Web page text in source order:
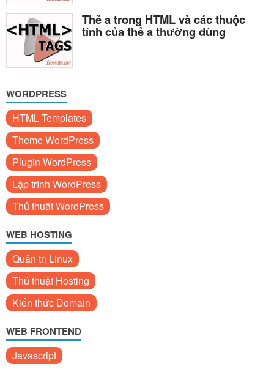
Thẻ a trong HTML và các thuộc
tính của thẻ a thường dùng
WORDPRESS
HTML Templates
Theme WordPress
Plugin WordPress
Lập trình WordPress
Thủ thuật WordPress
WEB HOSTING
Quản trị Linux
Thủ thuật Hosting
Kiến thức Domain
WEB FRONTEND
Javascript